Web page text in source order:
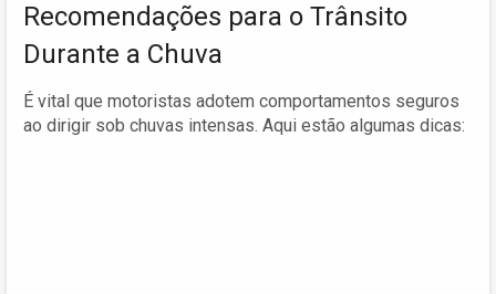
Recomendações para o Trânsito
Durante a Chuva
É vital que motoristas adotem comportamentos seguros
ao dirigir sob chuvas intensas. Aqui estão algumas dicas: